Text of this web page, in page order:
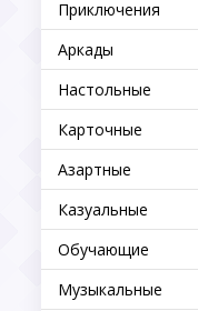
Приключения
Аркады
Настольные
Карточные
Азартные
Казуальные
Обучающие
Музыкальные